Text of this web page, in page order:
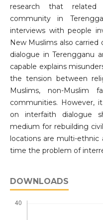
research that
community in
interviews with people
New Muslims also
dialogue in Terengganu
capable explains
the tension between
Muslims, non-Muslim
communities. However,
on interfaith dialogue
medium for rebuilding
locations are multi-
time the problem of
DOWNLOADS